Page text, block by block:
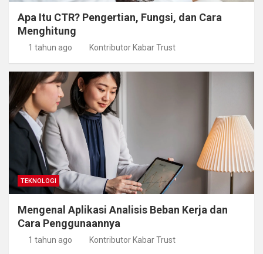
Apa Itu CTR? Pengertian, Fungsi, dan Cara
Menghitung
1 tahun ago Kontributor Kabar Trust
TEKNOLOGI
Mengenal Aplikasi Analisis Beban Kerja dan
Cara Penggunaannya
1 tahun ago Kontributor Kabar Trust